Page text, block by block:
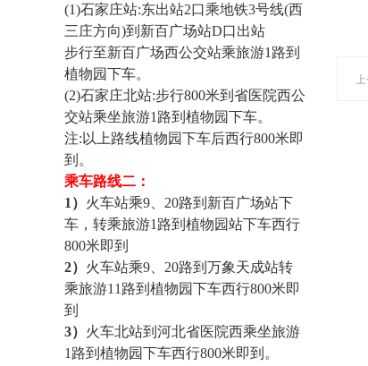
(1)石家庄站:东出站2口乘地铁3号线(西
三庄方向)到新百广场站D口出站
步行至新百广场西公交站乘旅游1路到
植物园下车。
(2)石家庄北站:步行800米到省医院西公
交站乘坐旅游1路到植物园下车。
注:以上路线植物园下车后西行800米即
到。
乘车路线二 ：
1） 火车站乘9、20路到新百广场站下
车，转乘旅游1路到植物园站下车西行
800米即到
2） 火车站乘9、20路到万象天成站转
乘旅游11路到植物园下车西行800米即
到
3） 火车北站到河北省医院西乘坐旅游
1路到植物园下车西行800米即到。